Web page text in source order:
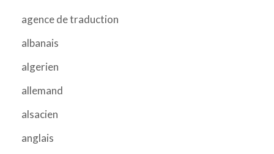
agence de traduction
albanais
algerien
allemand
alsacien
anglais